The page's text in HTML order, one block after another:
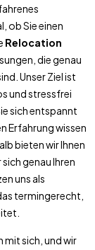
ob Sie einen
Relocation
die genau
Unser Ziel ist
und stressfrei
sich entspannt
Erfahrung wissen
bieten wir Ihnen
genau Ihren
uns als
termingerecht,
sich, und wir